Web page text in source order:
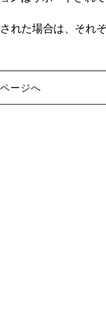
れた場合は、それ
ージへ